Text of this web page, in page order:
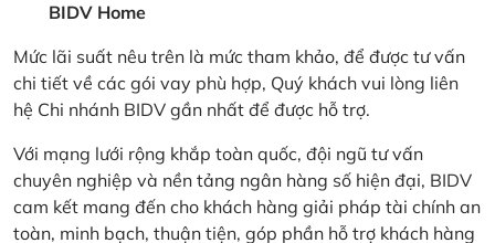
BIDV Home
Mức lãi suất nêu trên là mức tham khảo, để được tư vấn
chi tiết về các gói vay phù hợp, Quý khách vui lòng liên
hệ Chi nhánh BIDV gần nhất để được hỗ trợ.
Với mạng lưới rộng khắp toàn quốc, đội ngũ tư vấn
chuyên nghiệp và nền tảng ngân hàng số hiện đại, BIDV
cam kết mang đến cho khách hàng giải pháp tài chính an
toàn, minh bạch, thuận tiện, góp phần hỗ trợ khách hàng